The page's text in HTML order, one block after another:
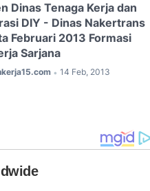
Dinas Tenaga Kerja dan
DIY - Dinas Nakertrans
Februari 2013 Formasi
Sarjana
• 14 Feb, 2013